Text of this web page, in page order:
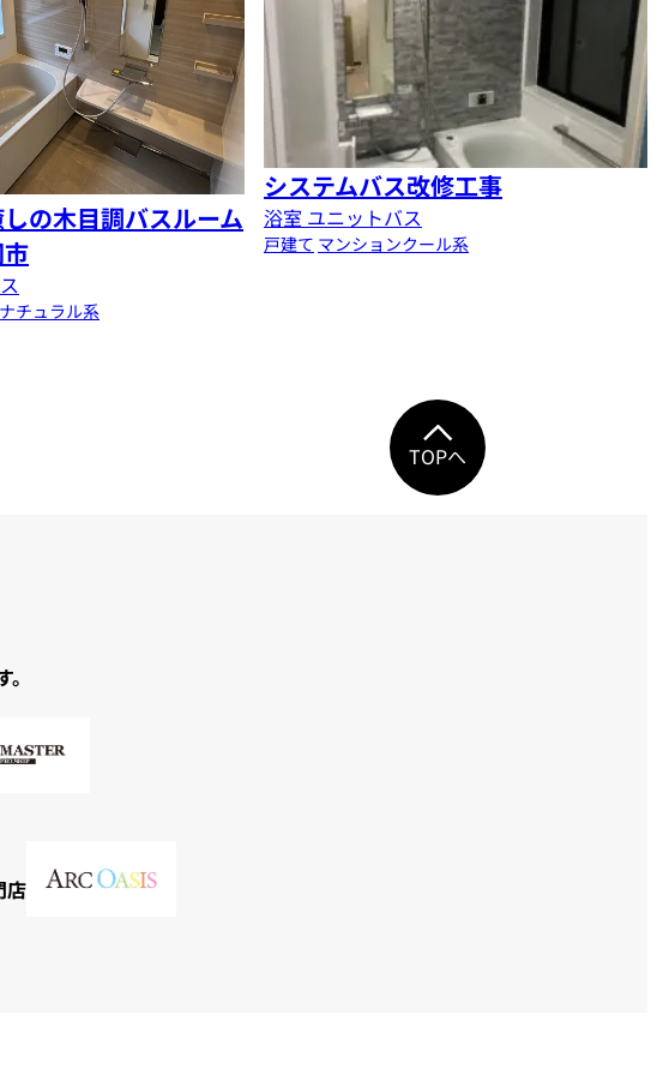
の木目調バスルーム
市
ナチュラル系
システムバス改修工事
浴室 ユニットバス
戸建て マンションクール系
TOPへ
店